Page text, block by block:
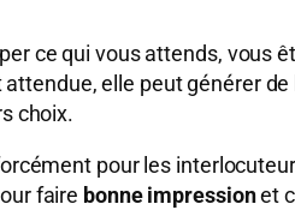
ce qui vous attends,
elle peut générer de
choix.
pour les
faire bonne impressionet